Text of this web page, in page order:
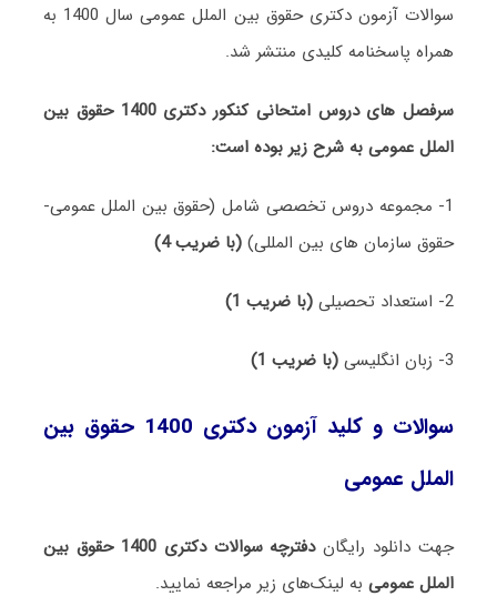
سوالات آزمون دکتری حقوق بین ‌الملل عمومی سال 1400 به
همراه پاسخنامه کلیدی منتشر شد.
سرفصل های دروس امتحانی کنکور دکتری 1400 حقوق بین
‌الملل عمومی به شرح زیر بوده است:
1- مجموعه دروس تخصصی شامل (حقوق بین الملل عمومی-
حقوق سازمان های بین المللی) (با ضریب 4)
2- استعداد تحصیلی (با ضریب 1)
3- زبان انگلیسی (با ضریب 1)
سوالات و کلید آزمون دکتری 1400 حقوق بین
‌الملل عمومی
جهت دانلود رایگان
دفترچه سوالات دکتری 1400 حقوق بین
‌الملل عمومیبه لینک‌های زیر مراجعه نمایید.